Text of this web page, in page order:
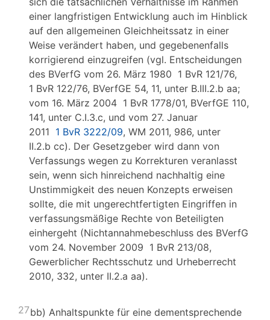
einer langfristigen Entwicklung auch im Hinblick
auf den allgemeinen Gleichheitssatz in einer
Weise verändert haben, und gegebenenfalls
korrigierend einzugreifen (vgl. Entscheidungen
des BVerfG vom 26. März 1980 1 BvR 121/76,
1 BvR 122/76, BVerfGE 54, 11, unter B.III.2.b aa;
vom 16. März 2004 1 BvR 1778/01, BVerfGE 110,
141, unter C.I.3.c, und vom 27. Januar
2011 1 BvR 3222/09, WM 2011, 986, unter
II.2.b cc). Der Gesetzgeber wird dann von
Verfassungs wegen zu Korrekturen veranlasst
sein, wenn sich hinreichend nachhaltig eine
Unstimmigkeit des neuen Konzepts erweisen
sollte, die mit ungerechtfertigten Eingriffen in
verfassungsmäßige Rechte von Beteiligten
einhergeht (Nichtannahmebeschluss des BVerfG
vom 24. November 2009 1 BvR 213/08,
Gewerblicher Rechtsschutz und Urheberrecht
2010, 332, unter II.2.a aa).
27bb) Anhaltspunkte für eine dementsprechende